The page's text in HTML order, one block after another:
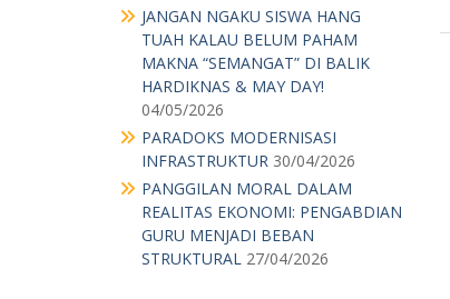
JANGAN NGAKU SISWA HANG
TUAH KALAU BELUM PAHAM
MAKNA “SEMANGAT” DI BALIK
HARDIKNAS & MAY DAY!
04/05/2026
PARADOKS MODERNISASI
INFRASTRUKTUR 30/04/2026
PANGGILAN MORAL DALAM
REALITAS EKONOMI: PENGABDIAN
GURU MENJADI BEBAN
STRUKTURAL 27/04/2026